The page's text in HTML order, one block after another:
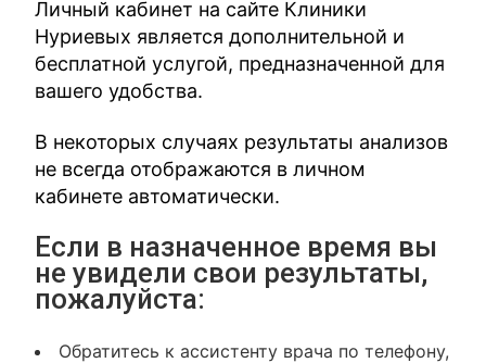
Личный кабинет на сайте Клиники
Нуриевых является дополнительной и
бесплатной услугой, предназначенной для
вашего удобства.
В некоторых случаях результаты анализов
не всегда отображаются в личном
кабинете автоматически.
Если в назначенное время вы
не увидели свои результаты,
пожалуйста:
Обратитесь к ассистенту врача по телефону,